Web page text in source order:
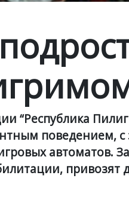
“Республика
поведением, с
автоматов.
привозят